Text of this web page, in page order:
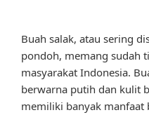
Buah salak, atau sering
pondoh, memang sudah
masyarakat Indonesia.
berwarna putih dan kulit
memiliki banyak manfaat